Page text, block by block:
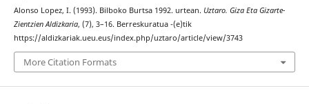
Alonso Lopez, I. (1993). Bilboko Burtsa 1992. urtean. Uztaro. Giza Eta Gizarte-
Zientzien Aldizkaria, (7), 3–16. Berreskuratua -(e)tik
https://aldizkariak.ueu.eus/index.php/uztaro/article/view/3743
More Citation Formats